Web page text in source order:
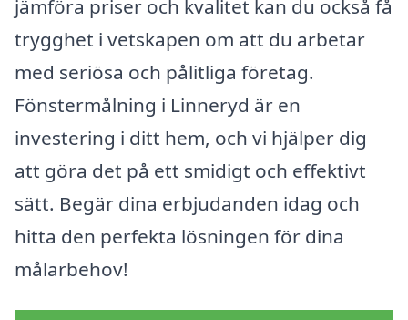
jämföra priser och kvalitet kan du också få
trygghet i vetskapen om att du arbetar
med seriösa och pålitliga företag.
Fönstermålning i Linneryd är en
investering i ditt hem, och vi hjälper dig
att göra det på ett smidigt och effektivt
sätt. Begär dina erbjudanden idag och
hitta den perfekta lösningen för dina
målarbehov!